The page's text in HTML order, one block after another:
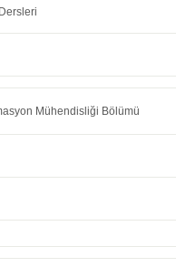
Mühendisliği Bölümü